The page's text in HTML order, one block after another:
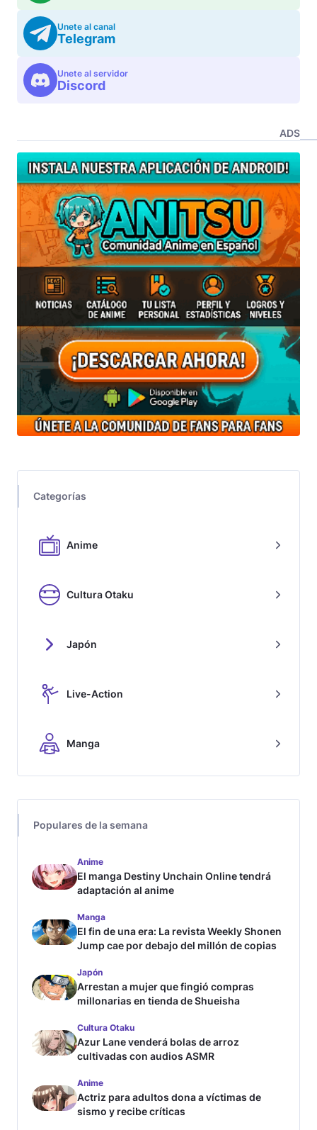
Unete al canal
Telegram
Unete al servidor
Discord
ADS
Categorías
Anime
Cultura Otaku
Japón
Live-Action
Manga
Populares de la semana
Anime
El manga Destiny Unchain Online tendrá
adaptación al anime
Manga
El fin de una era: La revista Weekly Shonen
Jump cae por debajo del millón de copias
Japón
Arrestan a mujer que fingió compras
millonarias en tienda de Shueisha
Cultura Otaku
Azur Lane venderá bolas de arroz
cultivadas con audios ASMR
Anime
Actriz para adultos dona a víctimas de
sismo y recibe críticas